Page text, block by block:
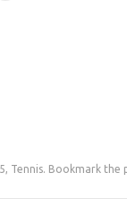
, Tennis. Bookmark the